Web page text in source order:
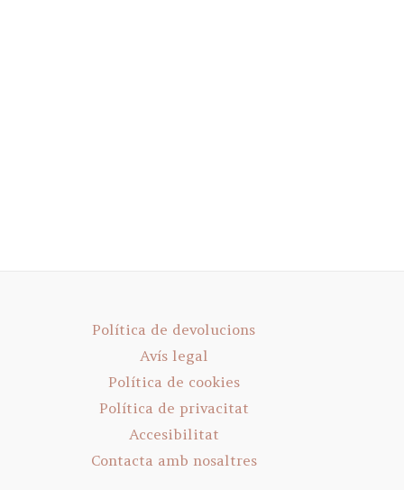
Política de devolucions
Avís legal
Política de cookies
Política de privacitat
Accesibilitat
Contacta amb nosaltres